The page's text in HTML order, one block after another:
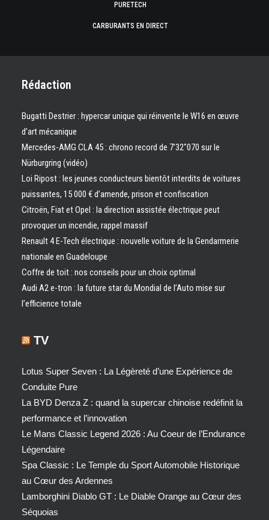
PURETECH
CARBURANTS EN DIRECT
Rédaction
Bugatti Destrier : hypercar unique qui réinvente le W16 en œuvre
d’art mécanique
Mercedes-AMG CLA 45 : chrono record de 7’32″070 sur le
Nürburgring (vidéo)
Loi Ripost : les jeunes conducteurs bientôt interdits de voitures
puissantes, 15 000 € d’amende, prison et confiscation
Citroën, Fiat et Opel : la direction assistée électrique peut
provoquer un incendie, rappel massif
Renault 4 E-Tech électrique : nouvelle voiture de la Gendarmerie
nationale en Guadeloupe
Coffre de toit : nos conseils pour un choix optimal
Audi A2 e-tron : la future star du Mondial de l’Auto mise sur
l’efficience totale
TV
Lotus Super Seven : La Légèreté d’une Expérience de
Conduite Pure
La BYD Denza Z : quand la supercar chinoise redéfinit la
performance et l’innovation
Le Mans Classic Legend 2026 : Au Coeur de l’Endurance
Légendaire
Spa Classic : Le Temple du Sport Automobile Historique
au Cœur des Ardennes
Lamborghini Diablo GT : Le Diable Orange au Cœur des
Séquoias